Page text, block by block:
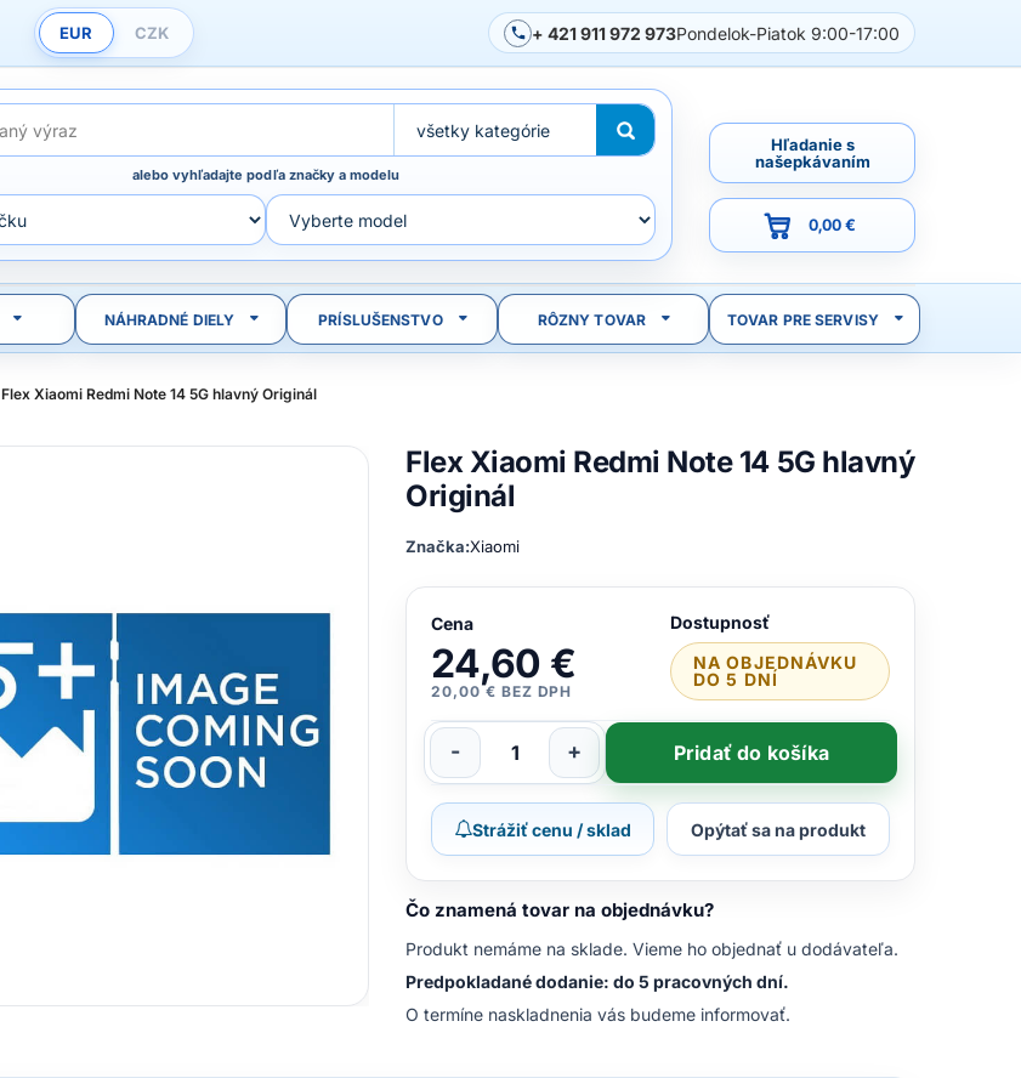
EUR CZK + 421 911 972 973Pondelok-Piatok 9:00-17:00
alebo vyhľadajte podľa značky a modelu
Hľadanie s
našepkávaním
0,00 €
NÁHRADNÉ DIELY PRÍSLUŠENSTVO RÔZNY TOVAR TOVAR PRE SERVISY
Flex Xiaomi Redmi Note 14 5G hlavný Originál
Flex Xiaomi Redmi Note 14 5G hlavný
Originál
Značka:Xiaomi
Cena
24,60 €
20,00 € BEZ DPH
Dostupnosť
NA OBJEDNÁVKU
DO 5 DNÍ
- + Pridať do košíka
Strážiť cenu / sklad Opýtať sa na produkt
Čo znamená tovar na objednávku?
Produkt nemáme na sklade. Vieme ho objednať u dodávateľa.
Predpokladané dodanie: do 5 pracovných dní.
O termíne naskladnenia vás budeme informovať.